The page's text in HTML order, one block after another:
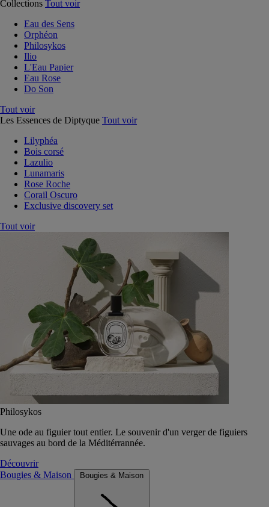
Collections Tout voir
Eau des Sens
Orphéon
Philosykos
Ilio
L'Eau Papier
Eau Rose
Do Son
Tout voir
Les Essences de Diptyque Tout voir
Lilyphéa
Bois corsé
Lazulio
Lunamaris
Rose Roche
Corail Oscuro
Exclusive discovery set
Tout voir
Philosykos
Une ode au figuier tout entier. Le souvenir d'un verger de figuiers
sauvages au bord de la Méditérrannée.
Découvrir
Bougies & Maison
Bougies & Maison